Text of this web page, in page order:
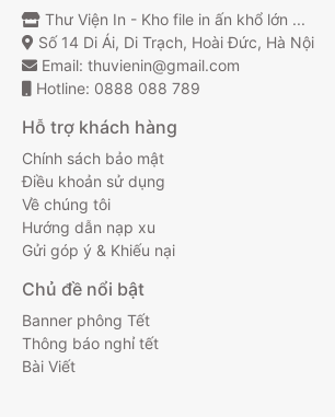
Thư Viện In - Kho file in ấn khổ lớn ...
Số 14 Di Ái, Di Trạch, Hoài Đức, Hà Nội
Email: thuvienin@gmail.com
Hotline: 0888 088 789
Hỗ trợ khách hàng
Chính sách bảo mật
Điều khoản sử dụng
Về chúng tôi
Hướng dẫn nạp xu
Gửi góp ý & Khiếu nại
Chủ đề nổi bật
Banner phông Tết
Thông báo nghỉ tết
Bài Viết